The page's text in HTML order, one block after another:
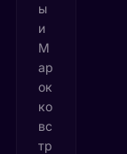
ы
и
М
ар
ок
ко
вс
тр